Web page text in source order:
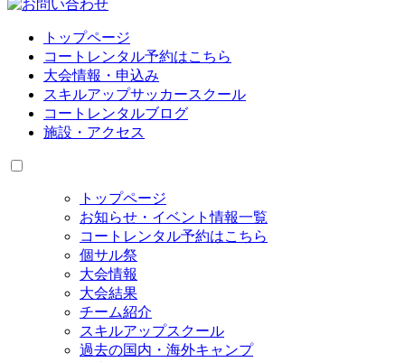
トップページ
コートレンタル予約はこちら
大会情報・申込み
スキルアップサッカースクール
コートレンタルブログ
施設・アクセス
トップページ
お知らせ・イベント情報一覧
コートレンタル予約はこちら
個サル祭
大会情報
大会結果
チーム紹介
スキルアップスクール
過去の国内・海外キャンプ